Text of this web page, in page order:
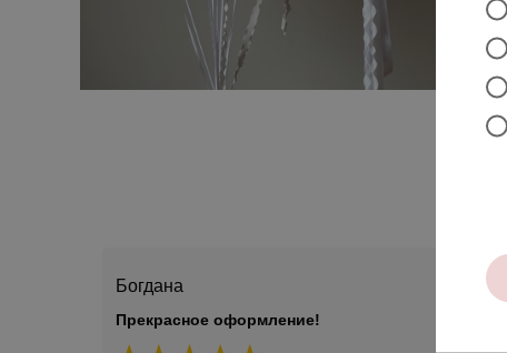
Богдана
Прекрасное оформление!